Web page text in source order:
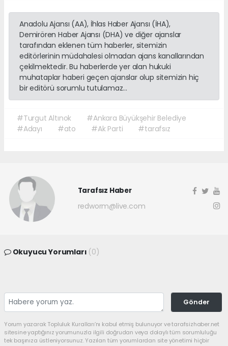
Anadolu Ajansı (AA), İhlas Haber Ajansı (İHA),
Demirören Haber Ajansı (DHA) ve diğer ajanslar
tarafından eklenen tüm haberler, sitemizin
editörlerinin müdahalesi olmadan ajans kanallarından
çekilmektedir. Bu haberlerde yer alan hukuki
muhataplar haberi geçen ajanslar olup sitemizin hiç
bir editörü sorumlu tutulamaz...
#Turgut Altınok
#Ankara Büyükşehir Belediye
#Adayı
#ato #Ak Parti #tarafsız
Tarafsız Haber
redworm@live.com
Okuyucu Yorumları (0)
Gönder
Yorum yazarak Topluluk Kuralları’nı kabul etmiş bulunuyor ve tarafsizhaber.net
sitesine yaptığınız yorumunuzla ilgili doğrudan veya dolaylı tüm sorumluluğu
tek başınıza üstleniyorsunuz. Yazılan tüm yorumlardan site yönetimi hiçbir